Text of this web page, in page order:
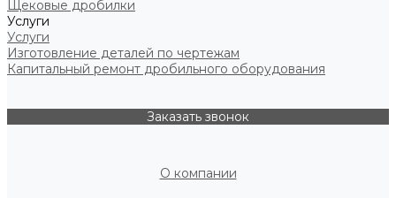
Щековые дробилки
Услуги
Услуги
Изготовление деталей по чертежам
Капитальный ремонт дробильного оборудования
Заказать звонок
О компании